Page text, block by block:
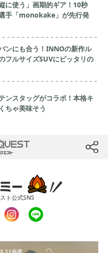
に使う」画期的ギア！10秒
手「monokake」が先行発
ンにも合う！INNOの新作ル
フルサイズSUVにピッタリの
ンスタッグがコラボ！本格キ
ちゃ美味そう
btn
ト公式SNS
inst
agr
line